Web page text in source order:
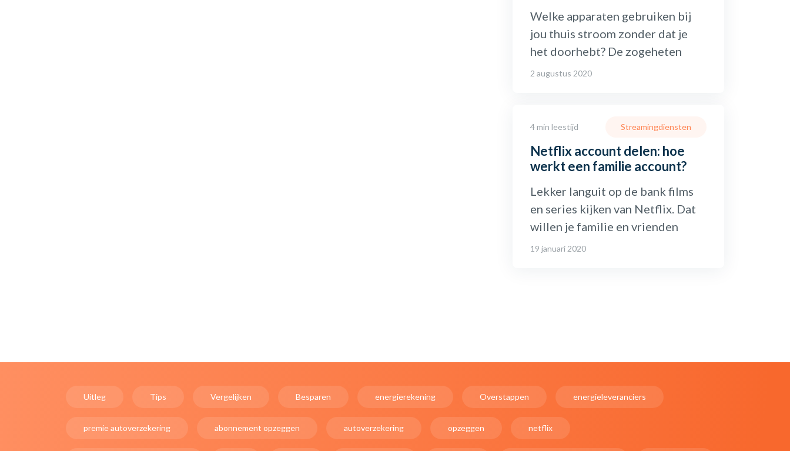
Welke apparaten gebruiken bij
jou thuis stroom zonder dat je
het doorhebt? De zogeheten
2 augustus 2020
4 min leestijd
Netflix account delen: hoe
werkt een familie account?
Streamingdiensten
Lekker languit op de bank films
en series kijken van Netflix. Dat
willen je familie en vrienden
19 januari 2020
Uitleg Tips Vergelijken Besparen energierekening Overstappen energieleveranciers
premie autoverzekering abonnement opzeggen autoverzekering opzeggen netflix